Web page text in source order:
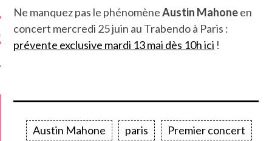
5.4
CLAN – A BE...
6.8
– HEL...
Ne manquez pas le phénomèneAustin Mahoneen
concert mercredi 25 juin au Trabendo à Paris :
prévente exclusive mardi 13 mai dès 10h ici !
Austin Mahone paris
Premier concert